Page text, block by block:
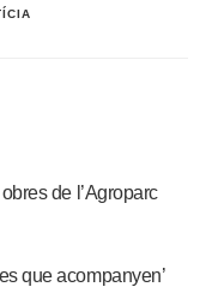
de l’Agroparc
que acompanyen’